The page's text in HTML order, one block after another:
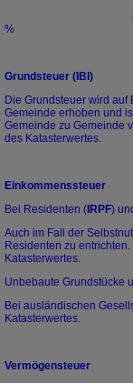
ab
%
Grundsteuer (IBI)
Die Grundsteuer wird
Gemeinde erhoben und
Gemeinde zu Gemeinde
des Katasterwertes.
Einkommenssteuer
Bei Residenten ( IRPF)
Auch im Fall der
Residenten zu
Katasterwertes.
Unbebaute Grundstücke
Bei ausländischen
Katasterwertes.
Vermögensteuer